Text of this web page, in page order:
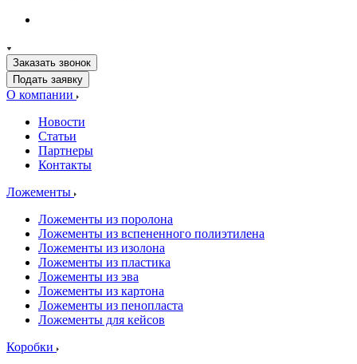
Заказать звонок
Подать заявку
О компании
Новости
Статьи
Партнеры
Контакты
Ложементы
Ложементы из поролона
Ложементы из вспененного полиэтилена
Ложементы из изолона
Ложементы из пластика
Ложементы из эва
Ложементы из картона
Ложементы из пенопласта
Ложементы для кейсов
Коробки